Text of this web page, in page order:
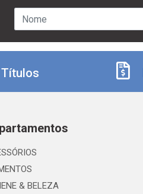
Títulos
& BELEZA